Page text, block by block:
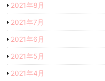
2021年8月
2021年7月
2021年6月
2021年5月
2021年4月